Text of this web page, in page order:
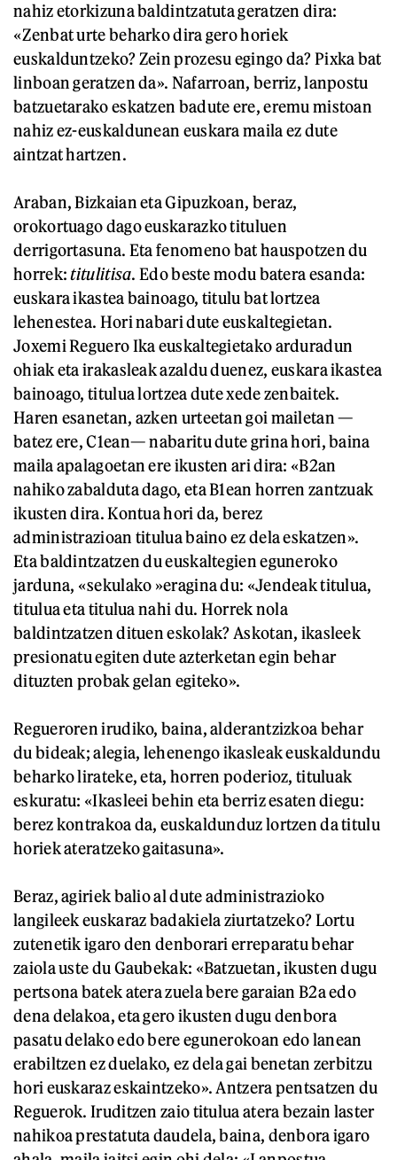
nahiz etorkizuna baldintzatuta geratzen dira:
«Zenbat urte beharko dira gero horiek
euskalduntzeko? Zein prozesu egingo da? Pixka bat
linboan geratzen da». Nafarroan, berriz, lanpostu
batzuetarako eskatzen badute ere, eremu mistoan
nahiz ez-euskaldunean euskara maila ez dute
aintzat hartzen.
Araban, Bizkaian eta Gipuzkoan, beraz,
orokortuago dago euskarazko tituluen
derrigortasuna. Eta fenomeno bat hauspotzen du
horrek:titulitisa. Edo beste modu batera esanda:
euskara ikastea bainoago, titulu bat lortzea
lehenestea. Hori nabari dute euskaltegietan.
Joxemi Reguero Ika euskaltegietako arduradun
ohiak eta irakasleak azaldu duenez, euskara ikastea
bainoago, titulua lortzea dute xede zenbaitek.
Haren esanetan, azken urteetan goi mailetan —
batez ere, C1ean— nabaritu dute grina hori, baina
maila apalagoetan ere ikusten ari dira: «B2an
nahiko zabalduta dago, eta B1ean horren zantzuak
ikusten dira. Kontua hori da, berez
administrazioan titulua baino ez dela eskatzen».
Eta baldintzatzen du euskaltegien eguneroko
jarduna, «sekulako »eragina du: «Jendeak titulua,
titulua eta titulua nahi du. Horrek nola
baldintzatzen dituen eskolak? Askotan, ikasleek
presionatu egiten dute azterketan egin behar
dituzten probak gelan egiteko».
Regueroren irudiko, baina, alderantzizkoa behar
du bideak; alegia, lehenengo ikasleak euskaldundu
beharko lirateke, eta, horren poderioz, tituluak
eskuratu: «Ikasleei behin eta berriz esaten diegu:
berez kontrakoa da, euskaldunduz lortzen da titulu
horiek ateratzeko gaitasuna».
Beraz, agiriek balio al dute administrazioko
langileek euskaraz badakiela ziurtatzeko? Lortu
zutenetik igaro den denborari erreparatu behar
zaiola uste du Gaubekak: «Batzuetan, ikusten dugu
pertsona batek atera zuela bere garaian B2a edo
dena delakoa, eta gero ikusten dugu denbora
pasatu delako edo bere egunerokoan edo lanean
erabiltzen ez duelako, ez dela gai benetan zerbitzu
hori euskaraz eskaintzeko». Antzera pentsatzen du
Reguerok. Iruditzen zaio titulua atera bezain laster
nahikoa prestatuta daudela, baina, denbora igaro